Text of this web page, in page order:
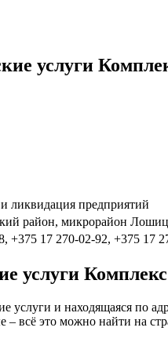
услуги
ликвидация предприятий
район, микрорайон
+375 17 270-02-92, +375 17
услуги Комплекс
услуги и находящаяся
всё это можно найти на